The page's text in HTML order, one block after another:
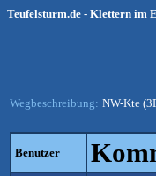
Teufelsturm.de - Klettern im
Wegbeschreibung: NW-Kte
Benutzer